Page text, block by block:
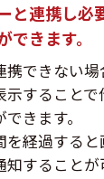
と連携し必
できます。
携できない
示すること
きます。
を経過する
することが